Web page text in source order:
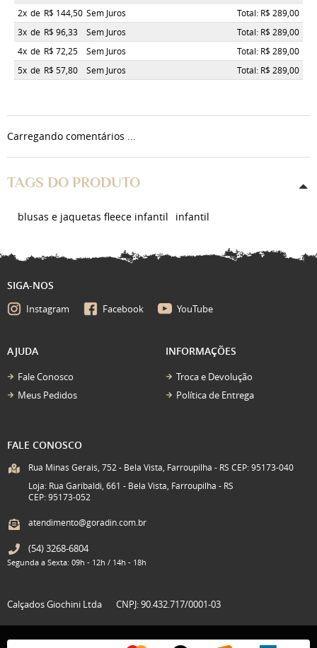
2x de R$ 144,50 Sem Juros
Total: R$ 289,00
3x de R$ 96,33 Sem Juros
Total: R$ 289,00
4x de R$ 72,25 Sem Juros
Total: R$ 289,00
5x de R$ 57,80 Sem Juros Total: R$ 289,00
Carregando comentários ...
TAGS DO PRODUTO
blusas e jaquetas fleece infantil infantil
SIGA-NOS
Instagram Facebook YouTube
AJUDA
Fale Conosco
Meus Pedidos
INFORMAÇÕES
Troca e Devolução
Política de Entrega
FALE CONOSCO
Rua Minas Gerais, 752 - Bela Vista, Farroupilha - RS CEP: 95173-040
Loja: Rua Garibaldi, 661 - Bela Vista, Farroupilha - RS
CEP: 95173-052
atendimento@goradin.com.br
(54)3268-6804
Segunda a Sexta: 09h - 12h / 14h - 18h
Calçados Giochini Ltda CNPJ: 90.432.717/0001-03